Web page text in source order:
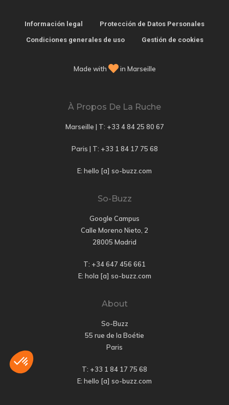
Información legal Protección de Datos Personales
Condiciones generales de uso Gestión de cookies
Made with in Marseille
À Propos De La Ruche
Marseille | T: +33 4 84 25 80 67
Paris | T: +33 1 84 17 75 68
E: hello [a] so-buzz.com
So-Buzz
Google Campus
Calle Moreno Nieto, 2
28005 Madrid
T: +34 647 456 661
E: hola [a] so-buzz.com
About
So-Buzz
55 rue de la Boétie
Paris
T: +33 1 84 17 75 68
E: hello [a] so-buzz.com